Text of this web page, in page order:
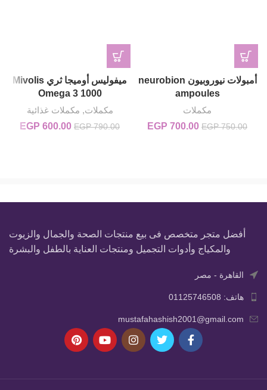
أمبولات نيوروبيون neurobion
ampoules
مكملات
EGP750.00 السعر الأصلي هو: EGP 750.00.
EGP 700.00 السعر الحالي هو: EGP 700.00.
ميفوليس أوميجا ثري Mivolis
Omega 3 1000
مكملات, مكملات غذائية
EGP790.00
السعر الأصلي
EGP 600.00
أفضل متجر متخصص فى بيع منتجات الصحة والجمال والزيوت
والمكياج وأدوات التجميل ومنتجات العناية بالطفل والبشرة
القاهرة - مصر
هاتف: 01125746508
mustafahashish2001@gmail.com